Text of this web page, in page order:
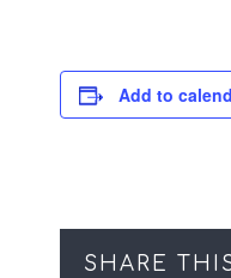
Add to
SHARE